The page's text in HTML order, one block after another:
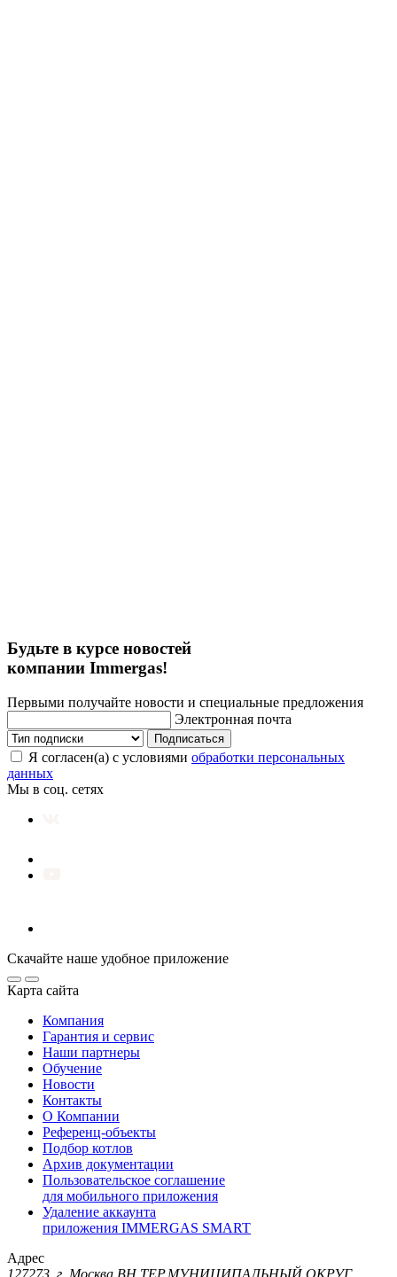
Будьте в курсе новостей
компании Immergas!
Первыми получайте новости и специальные предложения
Электронная почта
Подписаться
Я согласен(а) с условиями обработки персональных
данных
Мы в соц. сетях
Скачайте наше удобное приложение
Карта сайта
Компания
Гарантия и сервис
Наши партнеры
Обучение
Новости
Контакты
О Компании
Референц-объекты
Подбор котлов
Архив документации
Пользовательское соглашение
для мобильного приложения
Удаление аккаунта
приложения IMMERGAS SMART
Адрес
127273, г. Москва ВН.ТЕР.МУНИЦИПАЛЬНЫЙ ОКРУГ